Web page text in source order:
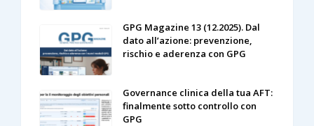
GPG Magazine 13 (12.2025). Dal
dato all’azione: prevenzione,
rischio e aderenza con GPG
Governance clinica della tua AFT:
finalmente sotto controllo con
GPG